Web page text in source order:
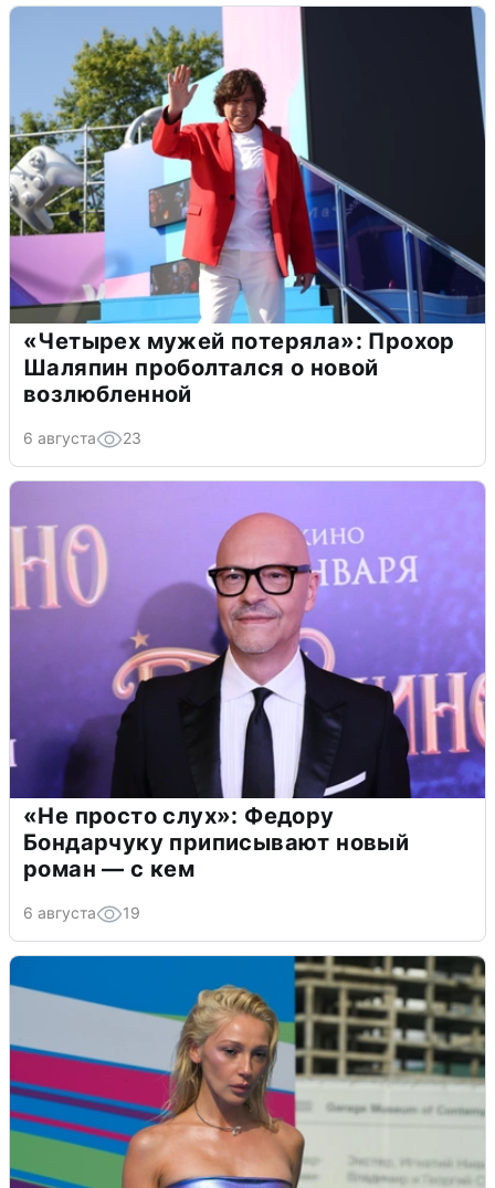
«Четырех мужей потеряла»: Прохор
Шаляпин проболтался о новой
возлюбленной
6 августа 23
«Не просто слух»: Федору
Бондарчуку приписывают новый
роман — с кем
6 августа 19